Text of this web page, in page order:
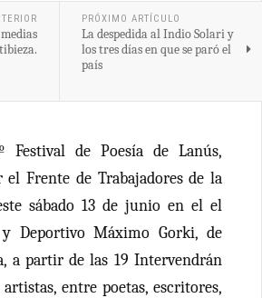
PRÓXIMO ARTÍCULO
La despedida al Indio Solari y
los tres días en que se paró el
país
Festival de Poesía de Lanús,
el Frente de Trabajadores de la
sábado 13 de junio en el el
Deportivo Máximo Gorki, de
a partir de las 19 Intervendrán
entre poetas, escritores,